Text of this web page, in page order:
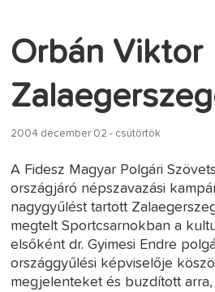
Orbán Viktor
2004 december 02 - csütörtök
A Fidesz Magyar Polgári
országjáró népszavazási
nagygyűlést tartott
megtelt Sportcsarnokban a
elsőként dr. Gyimesi Endre
országgyűlési képviselője
megjelenteket és buzdított